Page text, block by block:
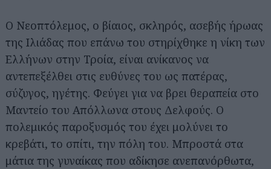
Ο Νεοπτόλεμος, ο βίαιος, σκληρός, ασεβής ήρωας
της Ιλιάδας που επάνω του στηρίχθηκε η νίκη των
Ελλήνων στην Τροία, είναι ανίκανος να
αντεπεξέλθει στις ευθύνες του ως πατέρας,
σύζυγος, ηγέτης. Φεύγει για να βρει θεραπεία στο
Μαντείο του Απόλλωνα στους Δελφούς. Ο
πολεμικός παροξυσμός του έχει μολύνει το
κρεβάτι, το σπίτι, την πόλη του. Μπροστά στα
μάτια της γυναίκας που αδίκησε ανεπανόρθωτα,